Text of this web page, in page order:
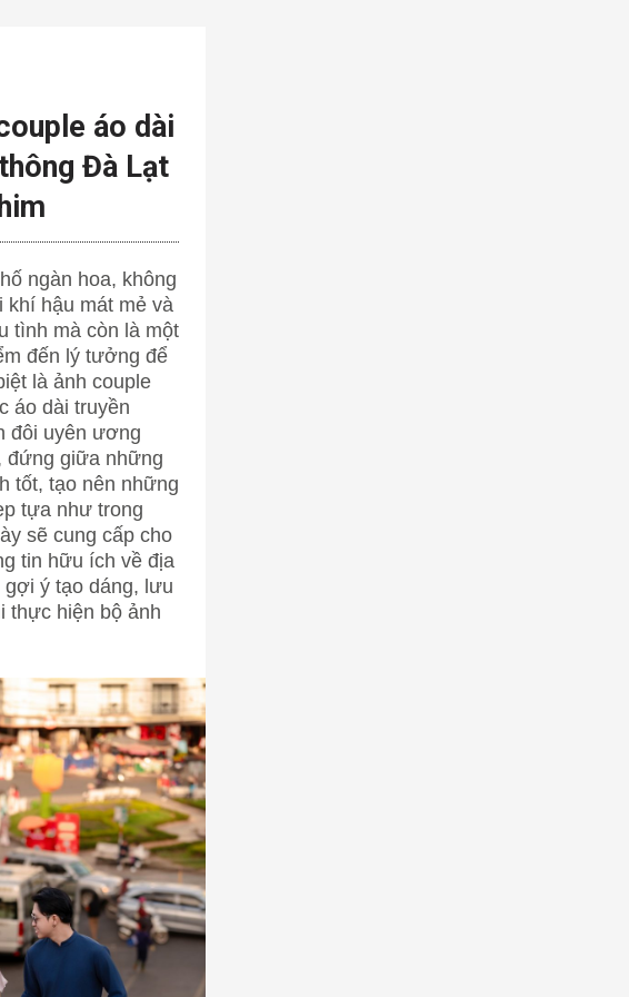
áo dài
Đà Lạt
ngàn hoa, không
khí hậu mát mẻ và
tình mà còn là một
đến lý tưởng để
là ảnh couple
áo dài truyền
đôi uyên ương
đứng giữa những
tốt, tạo nên những
tựa như trong
sẽ cung cấp cho
tin hữu ích về địa
gợi ý tạo dáng, lưu
thực hiện bộ ảnh